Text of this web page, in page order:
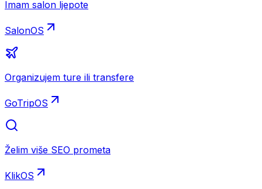
Imam salon ljepote
SalonOS
Organizujem ture ili transfere
GoTripOS
Želim više SEO prometa
KlikOS